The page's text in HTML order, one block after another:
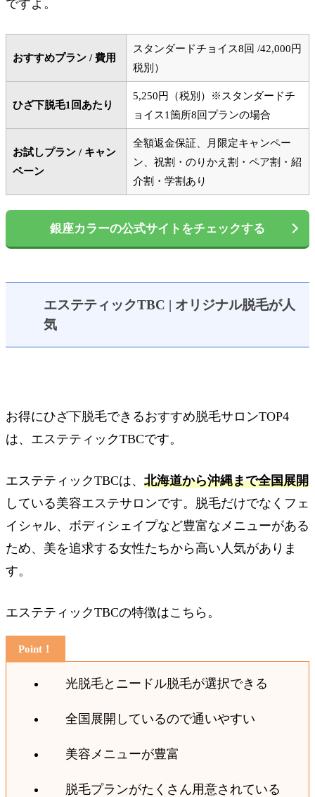
ですよ。
おすすめプラン / 費用
スタンダードチョイス8回 /42,000円
税別）
ひざ下脱毛1回あたり
5,250円（税別）※スタンダードチ
ョイス1箇所8回プランの場合
お試しプラン / キャン
ペーン
全額返金保証、月限定キャンペー
ン、祝割・のりかえ割・ペア割・紹
介割・学割あり
銀座カラーの公式サイトをチェックする
エステティックTBC | オリジナル脱毛が人
気
お得にひざ下脱毛できるおすすめ脱毛サロンTOP4
は、エステティックTBCです。
エステティックTBCは、 北海道から沖縄まで全国展開
している美容エステサロンです。脱毛だけでなくフェ
イシャル、ボディシェイプなど豊富なメニューがある
ため、美を追求する女性たちから高い人気がありま
す。
エステティックTBCの特徴はこちら。
光脱毛とニードル脱毛が選択できる
全国展開しているので通いやすい
美容メニューが豊富
脱毛プランがたくさん用意されている